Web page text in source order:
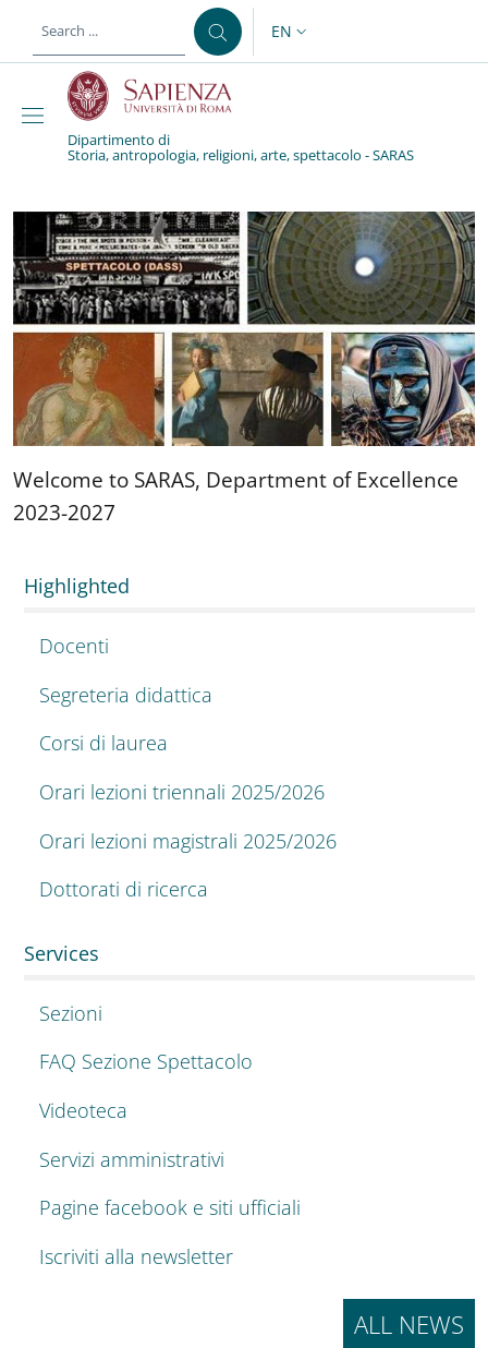
LANGUAGE SWITCHER:
EN
Dipartimento di
Storia, antropologia, religioni, arte, spettacolo - SARAS
Dipartimento diStoria,
Welcome to SARAS,
Welcome to SARAS, Department of Excellence
2023-2027
Highlighted
Docenti
Segreteria didattica
Corsi di laurea
Orari lezioni triennali 2025/2026
Orari lezioni magistrali 2025/2026
Dottorati di ricerca
Services
Sezioni
FAQ Sezione Spettacolo
Videoteca
Servizi amministrativi
Pagine facebook e siti ufficiali
Iscriviti alla newsletter
ALL NEWS